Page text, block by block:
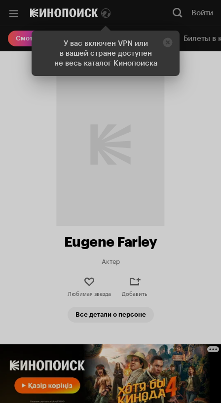
У вас включен VPN или
в вашей стране доступен
не весь каталог Кинопоиска
Войти
Смотреть кино Онлайн-кинотеатр Билеты в
Eugene Farley
Актер
Любимая звезда Добавить
Все детали о персоне